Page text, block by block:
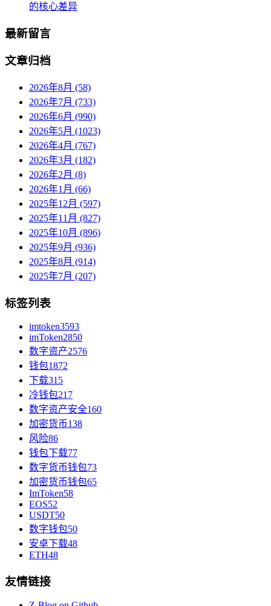
的核心差异
最新留言
文章归档
2026年8月 (58)
2026年7月 (733)
2026年6月 (990)
2026年5月 (1023)
2026年4月 (767)
2026年3月 (182)
2026年2月 (8)
2026年1月 (66)
2025年12月 (597)
2025年11月 (827)
2025年10月 (896)
2025年9月 (936)
2025年8月 (914)
2025年7月 (207)
标签列表
imtoken3593
imToken2850
数字资产2576
钱包1872
下载315
冷钱包217
数字资产安全160
加密货币138
风险86
钱包下载77
数字货币钱包73
加密货币钱包65
ImToken58
EOS52
USDT50
数字钱包50
安卓下载48
ETH48
友情链接